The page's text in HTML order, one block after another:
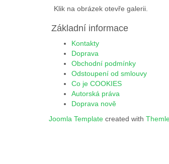
Klik na obrázek otevře galerii.
Základní informace
Kontakty
Doprava
Obchodní podmínky
Odstoupení od smlouvy
Co je COOKIES
Autorská práva
Doprava nově
Joomla Template created with